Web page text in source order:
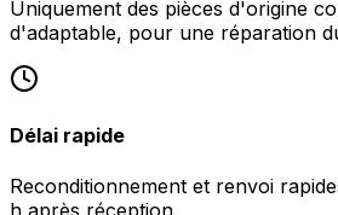
Uniquement des pièces d'origine
d'adaptable, pour une réparation
Délai rapide
Reconditionnement et renvoi
h après réception.